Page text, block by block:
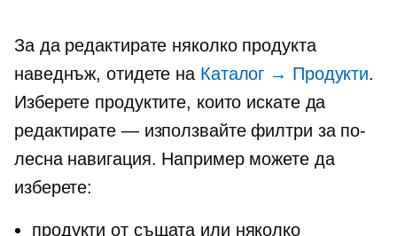
За да редактирате няколко продукта
наведнъж, отидете на Каталог → Продукти.
Изберете продуктите, които искате да
редактирате — използвайте филтри за по-
лесна навигация. Например можете да
изберете:
продукти от същата или няколко